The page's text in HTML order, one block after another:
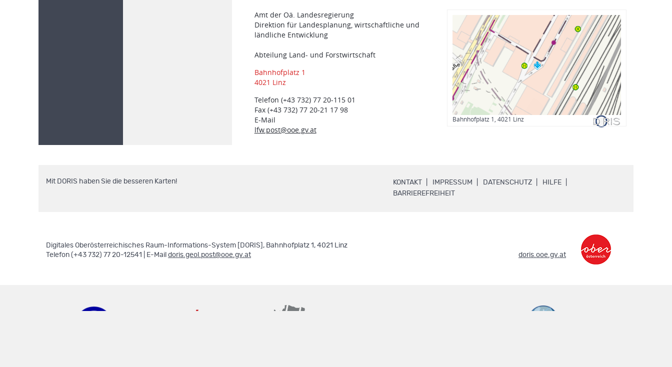
Amt der Oä. Landesregierung
Direktion für Landesplanung, wirtschaftliche und
ländliche Entwicklung
Abteilung Land- und Forstwirtschaft
Bahnhofplatz 1
4021 Linz
Telefon (+43 732) 77 20-115 01
Fax (+43 732) 77 20-21 17 98
E-Mail
lfw.post@ooe.gv.at
Bahnhofplatz 1, 4021 Linz
KONTAKT IMPRESSUM DATENSCHUTZ HILFE
BARRIEREFREIHEIT .
Mit DORIS haben Sie die besseren Karten!
Digitales Oberösterreichisches Raum-Informations-System [DORIS], Bahnhofplatz 1, 4021 Linz
Telefon (+43 732) 77 20-12541 | E-Mail doris.geol.post@ooe.gv.at doris.ooe.gv.at.